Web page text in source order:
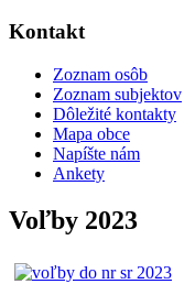
Kontakt
Zoznam osôb
Zoznam subjektov
Dôležité kontakty
Mapa obce
Napíšte nám
Ankety
Voľby 2023